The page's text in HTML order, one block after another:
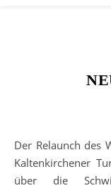
Der Relaunch des Webauftritts der Schwimmabteilung der
Kaltenkirchener
über die